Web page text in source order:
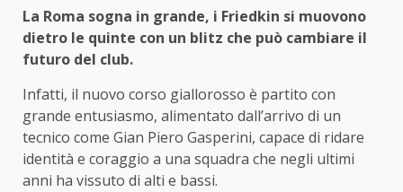
La Roma sogna in grande, i Friedkin si muovono
dietro le quinte con un blitz che può cambiare il
futuro del club.
Infatti, il nuovo corso giallorosso è partito con
grande entusiasmo, alimentato dall’arrivo di un
tecnico come Gian Piero Gasperini, capace di ridare
identità e coraggio a una squadra che negli ultimi
anni ha vissuto di alti e bassi.